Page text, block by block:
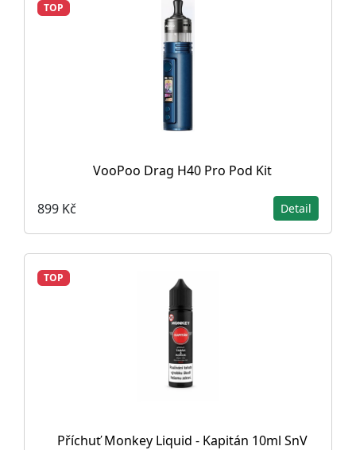
TOP
VooPoo Drag H40 Pro Pod Kit
899 Kč Detail
TOP
Příchuť Monkey Liquid - Kapitán 10ml SnV